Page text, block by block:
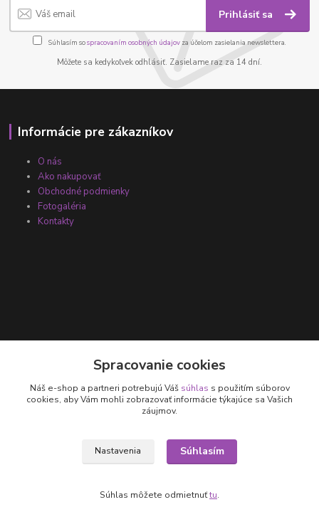
Prihlásiť sa
Súhlasím sospracovaním osobných údajov za účelom zasielania newslettera.
Môžete sa kedykoľvek odhlásiť. Zasielame raz za 14 dní.
Informácie pre zákazníkov
O nás
Ako nakupovať
Obchodné podmienky
Fotogaléria
Kontakty
+421 905 531 251
Spracovanie cookies
Náš e-shop a partneri potrebujú Váš súhlas s použitím súborov
cookies, aby Vám mohli zobrazovať informácie týkajúce sa Vašich
záujmov.
Nastavenia Súhlasím
Súhlas môžete odmietnuťtu.